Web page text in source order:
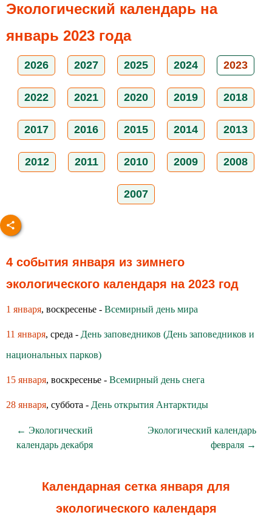
Экологический календарь на
январь 2023 года
2026 2027 2025 2024 2023
2022 2021 2020 2019 2018
2017 2016 2015 2014 2013
2012 2011 2010 2009 2008
2007
4 события января из зимнего
экологического календаря на 2023 год
1 января, воскресенье - Всемирный день мира
11 января, среда - День заповедников (День заповедников и
национальных парков)
15 января, воскресенье - Всемирный день снега
28 января, суббота - День открытия Антарктиды
← Экологический
календарь декабря
Экологический календарь
февраля →
Календарная сетка января для
экологического календаря